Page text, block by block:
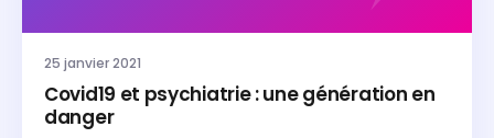
25 janvier 2021
Covid19 et psychiatrie : une génération en
danger